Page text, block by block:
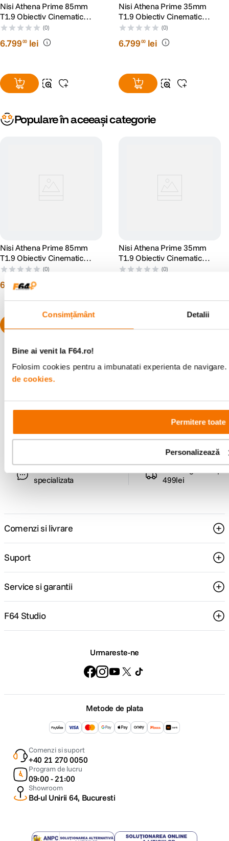
Consimțământ Detalii
Bine ai venit la F64.ro!
Folosim cookies pentru a imbunatati experienta de
de cookies.
Permitere toate
Personalizează
Nisi Athena Prime 85mm
T1.9 Obiectiv Cinematic
Mirrorless Montura PL
(0)
6.79900 lei
Nisi Athena Prime 35mm
T1.9 Obiectiv Cinematic
Mirrorless Montura PL
(0)
6.79900 lei
Populare în aceeași categorie
Nisi Athena Prime 85mm
T1.9 Obiectiv Cinematic
Mirrorless Montura PL
(0)
6 79900 lei
Nisi Athena Prime 35mm
T1.9 Obiectiv Cinematic
Mirrorless Montura PL
(0)
Descopera inspiratie, recomandari utile,
ghiduri foto-video si oferte pregatite special
specializata
499lei
Comenzi si livrare
Suport
Service si garantii
F64 Studio
Urmareste-ne
Metode de plata
Comenzi si suport
+40 21 270 0050
Program de lucru
09:00 - 21:00
Showroom
Bd-ul Unirii 64, Bucuresti